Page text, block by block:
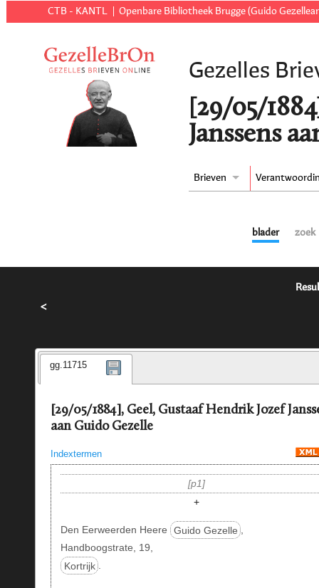
CTB - KANTL Openbare Bibliotheek Brugge (Guido
Gezelles
[29/05/
Janssens
Brieven
blader zoek
<
gg.11715
[29/05/1884], Geel, Gustaaf Hendrik Jozef
aan Guido Gezelle
Indextermen
p1
+
Den Eerweerden Heere Guido Gezelle ,
Handboogstrate, 19,
Kortrijk .